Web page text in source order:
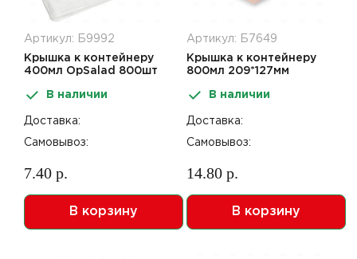
Артикул: Б9992
Крышка к контейнеру
400мл OpSalad 800шт
В наличии
Доставка:
Самовывоз:
7.40 р.
В корзину
Артикул: Б7649
Крышка к контейнеру
800мл 209*127мм
В наличии
Доставка:
Самовывоз:
14.80 р.
В корзину